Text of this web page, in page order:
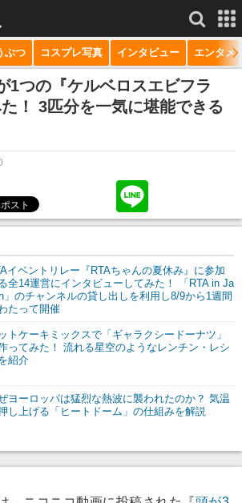
もっと見る
ぶつ コスプレ写真 インタビュー エンタメ
1つの『ケルベロスエビフラ
！ 3匹分を一気に堪能できる
イベントリレー『RTAちゃんの夏休み』に参加
全14運営にインタビューしてみた！ 「RTA in Ja
」のチャンネルの貸し出しを利用し8/9から1週間
たって開催
トケーキミックスで「ギャラクシードーナツ」
ってみた！ 流れる星空のようなレンチン・レシ
紹介
ヨーロッパは猛烈な熱波に襲われたのか？ 気温
し上げる「ヒートドーム」の仕組みを解説